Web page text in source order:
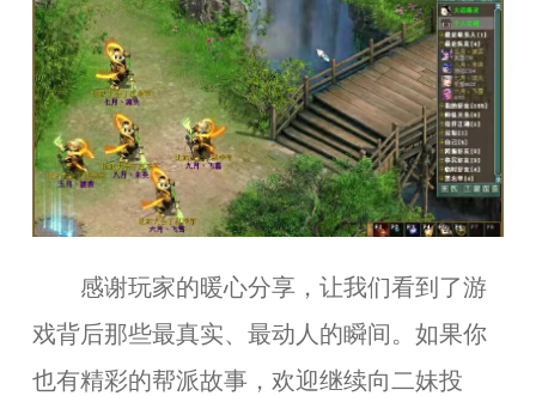
感谢玩家的暖心分享，让我们看到了游
戏背后那些最真实、最动人的瞬间。如果你
也有精彩的帮派故事，欢迎继续向二妹投